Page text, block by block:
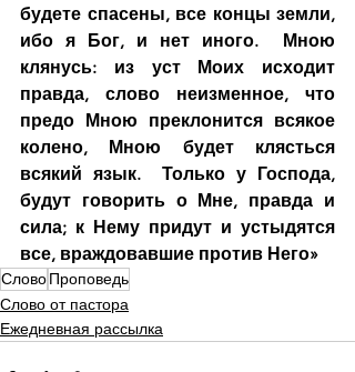
будете спасены, все концы земли,
ибо я Бог, и нет иного.  Мною
клянусь: из уст Моих исходит
правда, слово неизменное, что
предо Мною преклонится всякое
колено, Мною будет клясться
всякий язык.  Только у Господа,
будут говорить о Мне, правда и
сила; к Нему придут и устыдятся
все, враждовавшие против Него»
СловоПроповедь
Слово от пастора
Ежедневная рассылка